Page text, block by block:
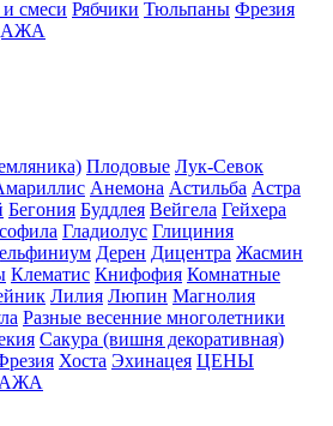
смеси Рябчики Тюльпаны Фрезия
Плодовые Лук-Севок
Анемона Астильба Астра
Бегония Буддлея Вейгела Гейхера
Гладиолус Глициния
Дерен Дицентра Жасмин
Клематис Книфофия Комнатные
Лилия Люпин Магнолия
Разные весенние многолетники
Сакура (вишня декоративная)
Хоста Эхинацея ЦЕНЫ